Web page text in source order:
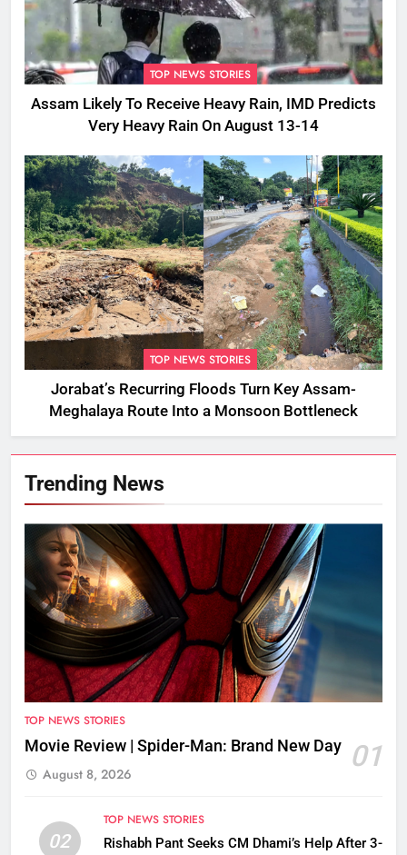
TOP NEWS STORIES
Assam Likely To Receive Heavy Rain, IMD Predicts
Very Heavy Rain On August 13-14
TOP NEWS STORIES
Jorabat’s Recurring Floods Turn Key Assam-
Meghalaya Route Into a Monsoon Bottleneck
Trending News
TOP NEWS STORIES
Movie Review | Spider-Man: Brand New Day 01
August 8, 2026
02
TOP NEWS STORIES
Rishabh Pant Seeks CM Dhami’s Help After 3-